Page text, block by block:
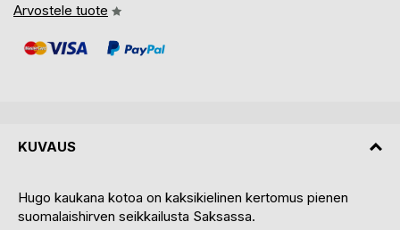
Arvostele tuote
KUVAUS
Hugo kaukana kotoa on kaksikielinen kertomus pienen
suomalaishirven seikkailusta Saksassa.